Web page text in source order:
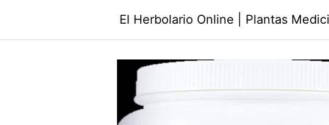
El Herbolario Online | Plantas